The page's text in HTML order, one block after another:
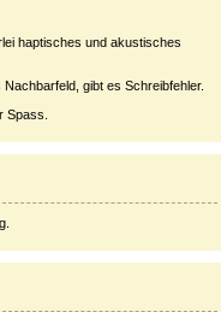
haptisches und akustisches
gibt es Schreibfehler.
Spass.